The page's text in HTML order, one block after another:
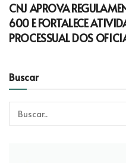
CNJ APROVA
600 E FORTALECE
PROCESSUAL DOS
Buscar